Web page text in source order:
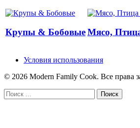
Крупы & БобовыеМясо,
Условия использования
© 2026 Modern Family Cook. Все права